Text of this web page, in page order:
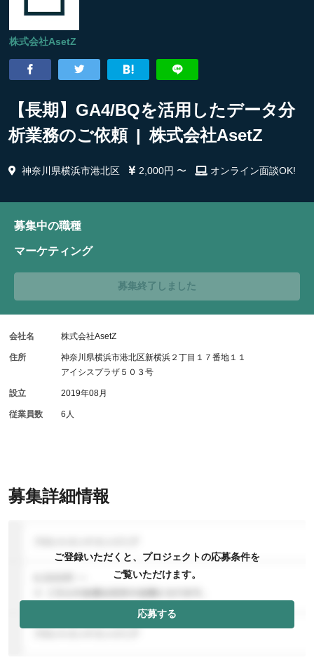
株式会社AsetZ
【長期】GA4/BQを活用したデータ分
析業務のご依頼 | 株式会社AsetZ
神奈川県横浜市港北区 2,000円 〜 オンライン面談OK!
募集詳細情報
ご登録いただくと、プロジェクトの応募条件を
ご覧いただけます。
応募する
募集中の職種
マーケティング
募集終了しました
会社名 株式会社AsetZ
住所
神奈川県横浜市港北区新横浜２丁目１７番地１１
アイシスプラザ５０３号
設立 2019年08月
従業員数 6人